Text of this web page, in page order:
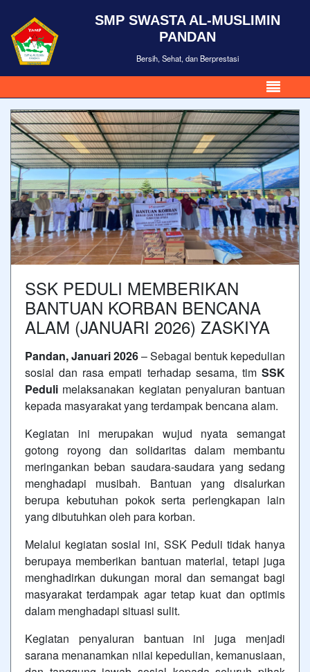
SMP SWASTA AL-MUSLIMIN
PANDAN
Bersih, Sehat, dan Berprestasi
SSK PEDULI MEMBERIKAN
BANTUAN KORBAN BENCANA
ALAM (JANUARI 2026) ZASKIYA
Pandan, Januari 2026– Sebagai bentuk kepedulian
sosial dan rasa empati terhadap sesama, tim SSK
Peduli melaksanakan kegiatan penyaluran bantuan
kepada masyarakat yang terdampak bencana alam.
Kegiatan ini merupakan wujud nyata semangat
gotong royong dan solidaritas dalam membantu
meringankan beban saudara-saudara yang sedang
menghadapi musibah. Bantuan yang disalurkan
berupa kebutuhan pokok serta perlengkapan lain
yang dibutuhkan oleh para korban.
Melalui kegiatan sosial ini, SSK Peduli tidak hanya
berupaya memberikan bantuan material, tetapi juga
menghadirkan dukungan moral dan semangat bagi
masyarakat terdampak agar tetap kuat dan optimis
dalam menghadapi situasi sulit.
Kegiatan penyaluran bantuan ini juga menjadi
sarana menanamkan nilai kepedulian, kemanusiaan,